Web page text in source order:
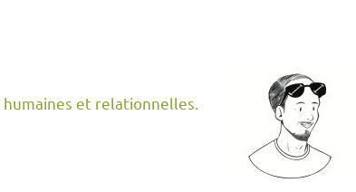
et relationnelles.